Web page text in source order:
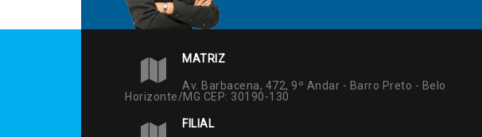
MATRIZ
Av. Barbacena, 472, 9º Andar - Barro Preto - Belo
Horizonte/MG CEP: 30190-130
FILIAL